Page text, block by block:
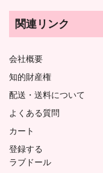
関連リンク
会社概要
知的財産権
配送・送料について
よくある質問
カート
登録する
ラブドール